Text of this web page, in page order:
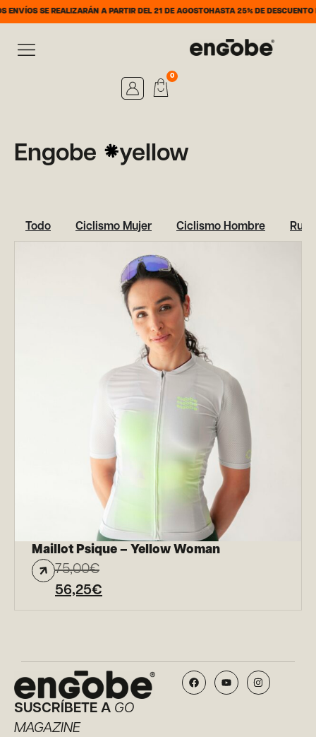
SE REALIZARÁN A PARTIR DEL 21 DE AGOSTOHASTA 25% DE DESCUENTO
0
Engobe yellow
Todo Ciclismo Mujer Ciclismo Hombre
Maillot Psique – Yellow Woman
75,00€
56,25€
SUSCRÍBETE A GO
MAGAZINE